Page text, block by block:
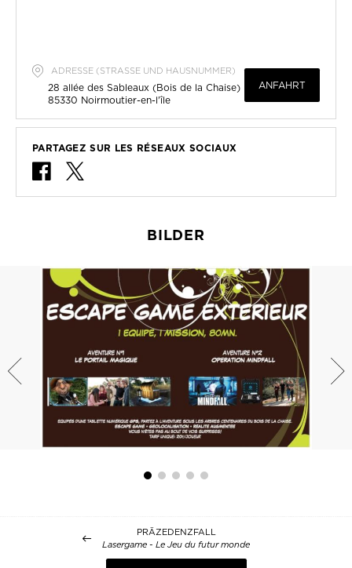
ADRESSE (STRASSE UND HAUSNUMMER)
28 allée des Sableaux (Bois de la Chaise)
85330 Noirmoutier-en-l'île
ANFAHRT
PARTAGEZ SUR LES RÉSEAUX SOCIAUX
BILDER
PRÄZEDENZFALL
Lasergame - Le Jeu du futur monde